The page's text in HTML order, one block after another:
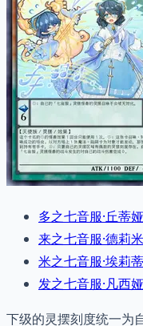
多之七音服·丘蒂娅
来之七音服·德莉
米之七音服·埃莉
发之七音服·凡西娅
下级的灵摆刻度统一为